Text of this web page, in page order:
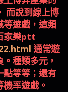
而說到線上博
等遊戲，這類
家樂ptt
通常遊
種類多元，
點等等；還有
率遊戲。